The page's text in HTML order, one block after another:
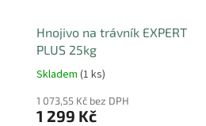
Hnojivo na trávník EXPERT
PLUS 25kg
Skladem (1 ks)
1 073,55 Kč bez DPH
1 299 Kč